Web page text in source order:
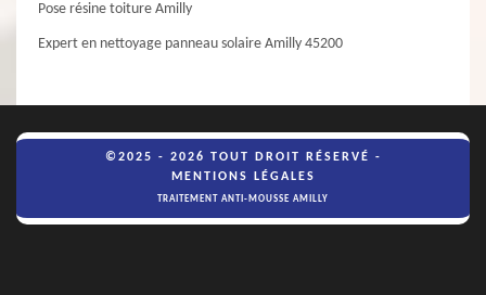
Pose résine toiture Amilly
Expert en nettoyage panneau solaire Amilly 45200
©2025 - 2026 TOUT DROIT RÉSERVÉ -
MENTIONS LÉGALES
TRAITEMENT ANTI-MOUSSE AMILLY